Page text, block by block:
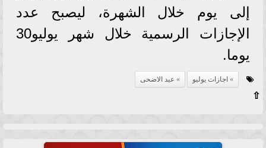
إلى يوم خلال الشهرة، ليصبح عدد
الإجازات الرسمية خلال شهر يوليو30
يوما.
اجازات يوليو عيد الاضحى
⇧